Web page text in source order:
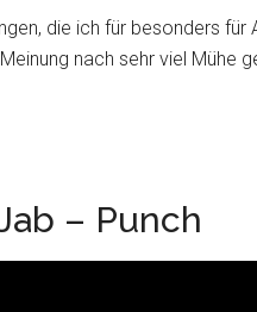
die ich für besonders für
nach sehr viel Mühe
– Punch